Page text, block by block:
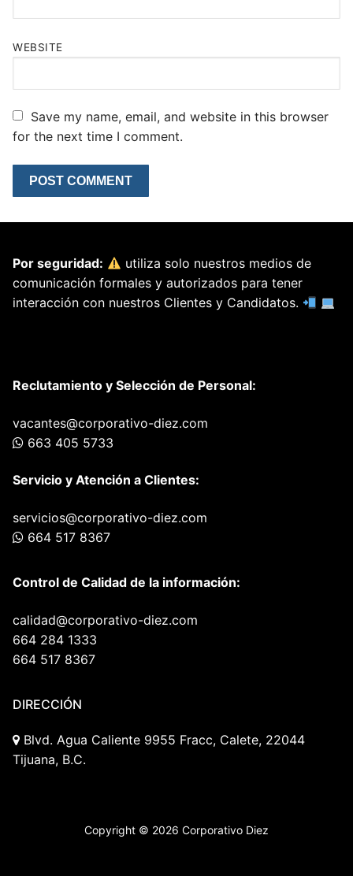
WEBSITE
Save my name, email, and website in this browser
for the next time I comment.
Por seguridad:
utiliza solo nuestros medios de
comunicación formales y autorizados para tener
interacción con nuestros Clientes y Candidatos.
Reclutamiento y Selección de Personal:
vacantes@corporativo-diez.com
663 405 5733
Servicio y Atención a Clientes:
servicios@corporativo-diez.com
664 517 8367
Control de Calidad de la información:
calidad@corporativo-diez.com
664 284 1333
664 517 8367
DIRECCIÓN
Blvd. Agua Caliente 9955 Fracc, Calete, 22044
Tijuana, B.C.
Copyright © 2026 Corporativo Diez